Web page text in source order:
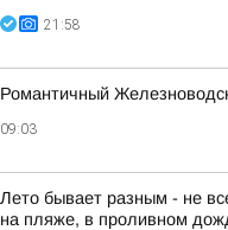
21:58
Романтичный
09:03
Лето бывает разным - не
на пляже, в проливном